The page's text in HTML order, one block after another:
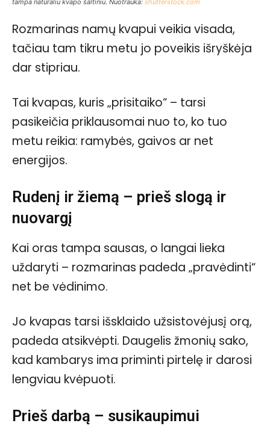
Rozmarinas namų kvapui veikia visada,
tačiau tam tikru metu jo poveikis išryškėja
dar stipriau.
Tai kvapas, kuris „prisitaiko“ – tarsi
pasikeičia priklausomai nuo to, ko tuo
metu reikia: ramybės, gaivos ar net
energijos.
Rudenį ir žiemą – prieš slogą ir
nuovargį
Kai oras tampa sausas, o langai lieka
uždaryti – rozmarinas padeda „pravėdinti“
net be vėdinimo.
Jo kvapas tarsi išsklaido užsistovėjusį orą,
padeda atsikvėpti. Daugelis žmonių sako,
kad kambarys ima priminti pirtelę ir darosi
lengviau kvėpuoti.
Prieš darbą – susikaupimui